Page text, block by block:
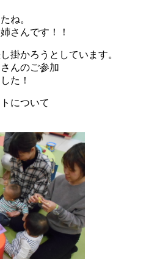
ね。
さんです！！
掛かろうとしています。
んのご参加
た！
について